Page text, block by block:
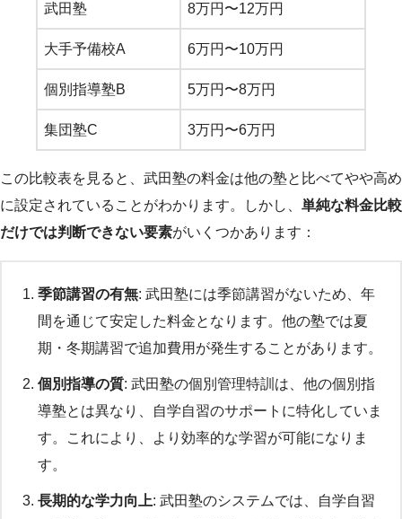
武田塾 8万円〜12万円
大手予備校A 6万円〜10万円
個別指導塾B 5万円〜8万円
集団塾C 3万円〜6万円
この比較表を見ると、武田塾の料金は他の塾と比べてやや高め
に設定されていることがわかります。しかし、 単純な料金比較
だけでは判断できない要素がいくつかあります：
季節講習の有無: 武田塾には季節講習がないため、年
間を通じて安定した料金となります。他の塾では夏
期・冬期講習で追加費用が発生することがあります。
個別指導の質: 武田塾の個別管理特訓は、他の個別指
導塾とは異なり、自学自習のサポートに特化していま
す。これにより、より効率的な学習が可能になりま
す。
長期的な学力向上: 武田塾のシステムでは、自学自習